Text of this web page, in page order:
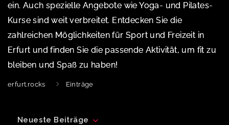
ein. Auch spezielle Angebote wie Yoga- und Pilates-
Kurse sind weit verbreitet. Entdecken Sie die
zahlreichen Möglichkeiten für Sport und Freizeit in
Erfurt und finden Sie die passende Aktivität, um fit zu
bleiben und Spaß zu haben!
erfurt.rocks Einträge
Neueste Beiträge